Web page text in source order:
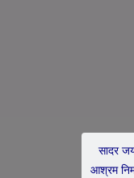
सादर
आश्रम